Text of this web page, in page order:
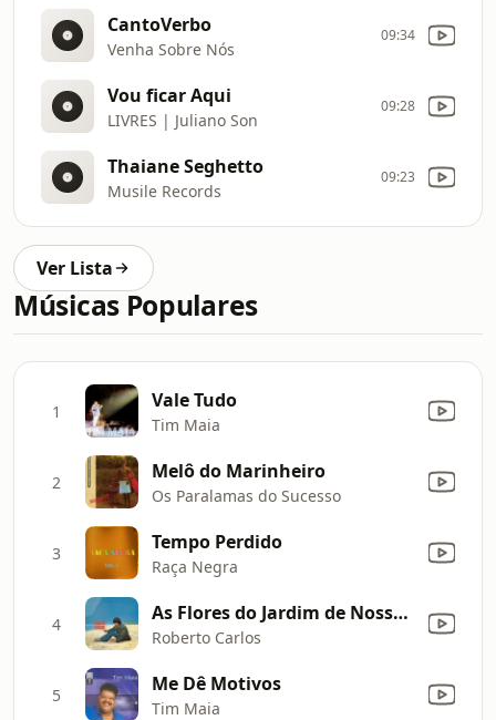
CantoVerbo
Venha Sobre Nós
09:34
Vou ficar Aqui
LIVRES | Juliano Son
09:28
Thaiane Seghetto
Musile Records
09:23
Ver Lista
Músicas Populares
1 Vale Tudo
Tim Maia
2 Melô do Marinheiro
Os Paralamas do Sucesso
3 Tempo Perdido
Raça Negra
4 As Flores do Jardim de Nossa Casa (Versão Remasterizada)
Roberto Carlos
5 Me Dê Motivos
Tim Maia